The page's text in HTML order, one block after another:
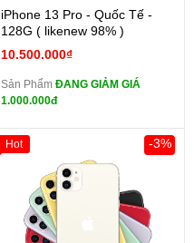
iPhone 13 Pro - Quốc Tế -
128G ( likenew 98% )
10.500.000₫
Sản Phẩm ĐANG GIẢM GIÁ
1.000.000đ
-3%
Hot